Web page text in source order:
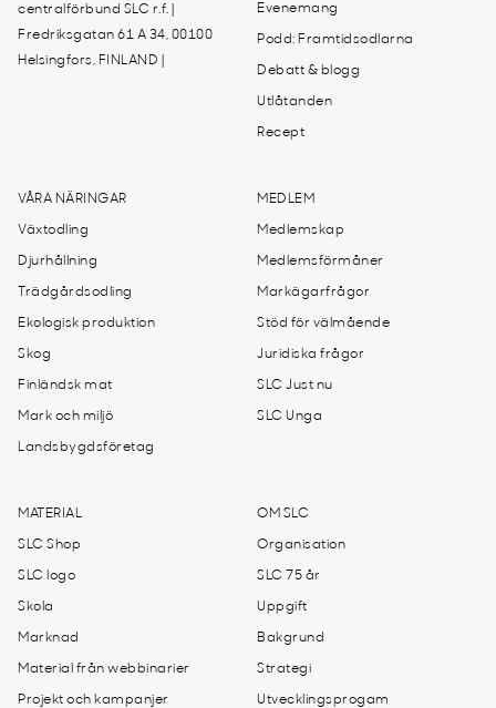
centralförbund SLC r.f. |
Fredriksgatan 61 A 34, 00100
Helsingfors, FINLAND |
Evenemang
Podd: Framtidsodlarna
Debatt & blogg
Utlåtanden
Recept
VÅRA NÄRINGAR
Växtodling
Djurhållning
Trädgårdsodling
Ekologisk produktion
Skog
Finländsk mat
Mark och miljö
Landsbygdsföretag
MEDLEM
Medlemskap
Medlemsförmåner
Markägarfrågor
Stöd för välmående
Juridiska frågor
SLC Just nu
SLC Unga
MATERIAL
SLC Shop
SLC logo
Skola
Marknad
Material från webbinarier
Projekt och kampanjer
OM SLC
Organisation
SLC 75 år
Uppgift
Bakgrund
Strategi
Utvecklingsprogam